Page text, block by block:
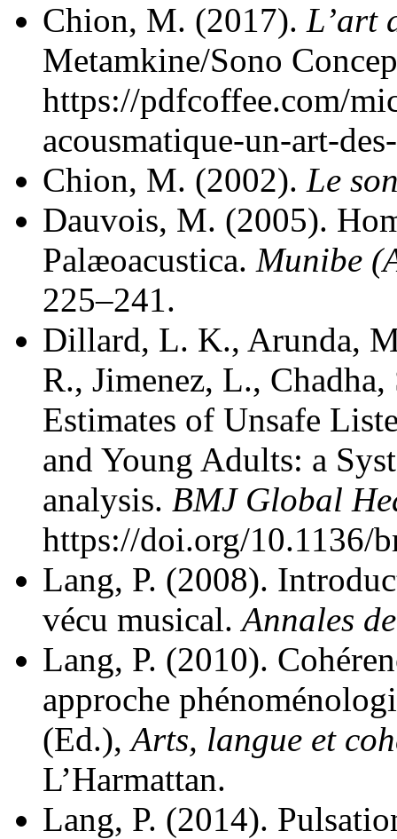
Chion, M. (2017). L’art
Metamkine/Sono
https://pdfcoffee.com/
acousmatique-un-art-
Chion, M. (2002). Le
Dauvois, M. (2005).
Palæoacustica. Munibe
225–241.
Dillard, L. K., Arunda,
R., Jimenez, L.,
Estimates of Unsafe
and Young Adults: a
analysis. BMJ Global
https://doi.org/10.1136/
Lang, P. (2008).
vécu musical.Annales
Lang, P. (2010).
approche
(Ed.),Arts, langue et
L’Harmattan.
Lang, P. (2014).